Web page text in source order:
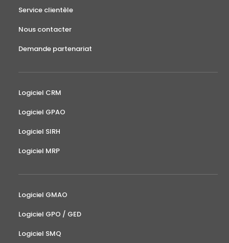
Service clientèle
Nous contacter
Demande partenariat
Logiciel CRM
Logiciel GPAO
Logiciel SIRH
Logiciel MRP
Logiciel GMAO
Logiciel GPO / GED
Logiciel SMQ